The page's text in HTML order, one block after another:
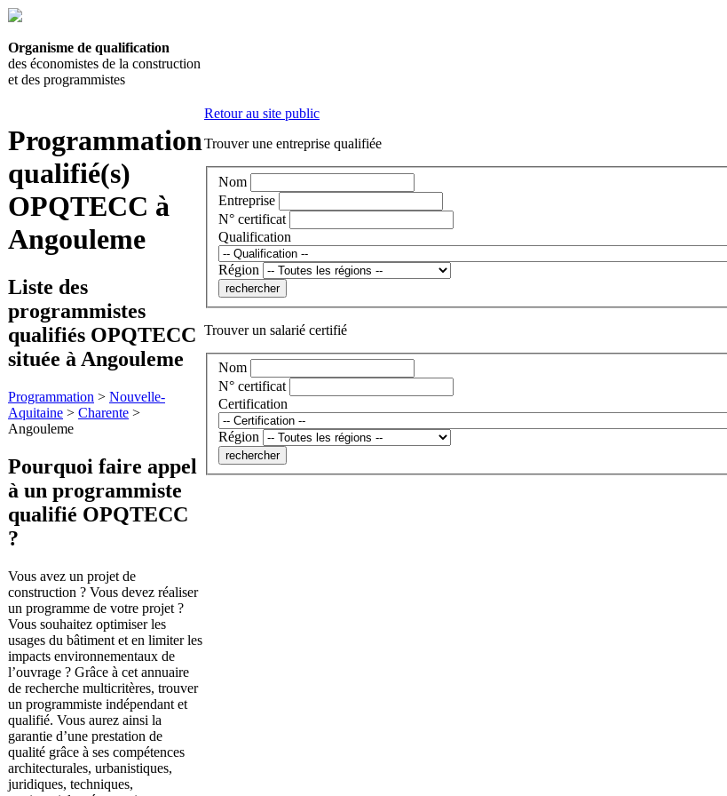
Organisme de qualification
des économistes de la construction
et des programmistes
Programmation
qualifié(s)
OPQTECC à
Angouleme
Liste des
programmistes
qualifiés OPQTECC
située à Angouleme
Programmation > Nouvelle-
Aquitaine > Charente >
Angouleme
Pourquoi faire appel
à un programmiste
qualifié OPQTECC
?
Vous avez un projet de
construction ? Vous devez réaliser
un programme de votre projet ?
Vous souhaitez optimiser les
usages du bâtiment et en limiter les
impacts environnementaux de
l’ouvrage ? Grâce à cet annuaire
de recherche multicritères, trouver
un programmiste indépendant et
qualifié. Vous aurez ainsi la
garantie d’une prestation de
qualité grâce à ses compétences
architecturales, urbanistiques,
juridiques, techniques,
Retour au site public
Trouver une entreprise qualifiée
Nom
Entreprise
N° certificat
Qualification
Région
Trouver un salarié certifié
Nom
N° certificat
Certification
Région